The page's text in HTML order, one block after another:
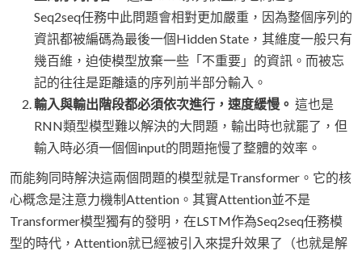
Seq2seq任務中此問題會相對更加嚴重，因為整個序列的
資訊都被編碼為最後一個Hidden State，其維度一般只有
幾百維，迫使模型放棄一些「不重要」的資訊。而被忘
記的往往是距離遠的序列前半部分輸入。
輸入與輸出階段都必須依次進行，速度緩慢。 這也是
RNN類型模型難以解決的大問題，輸出時也就罷了，但
輸入時必須一個個input的問題拖慢了整體的效率。
而能夠同時解決這兩個問題的模型就是Transformer。它的核
心概念是注意力機制Attention。其實Attention並不是
Transformer模型獨有的發明，在LSTM作為Seq2seq任務模
型的時代，Attention就已經被引入來提升效果了（也就是解